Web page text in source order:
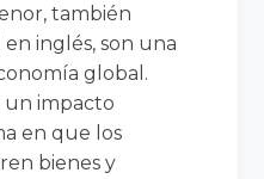
también
inglés, son una
global.
un impacto
en que los
bienes y